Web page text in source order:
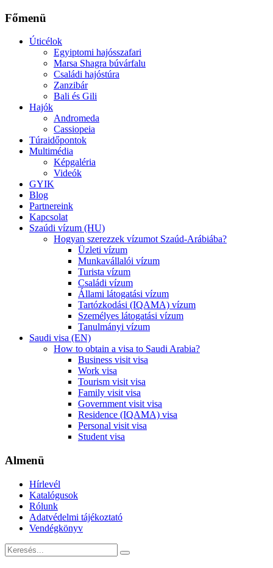
Főmenü
Úticélok
Egyiptomi hajósszafari
Marsa Shagra búvárfalu
Családi hajóstúra
Zanzibár
Bali és Gili
Hajók
Andromeda
Cassiopeia
Túraidőpontok
Multimédia
Képgaléria
Videók
GYIK
Blog
Partnereink
Kapcsolat
Szaúdi vízum (HU)
Hogyan szerezzek vízumot Szaúd-Arábiába?
Üzleti vízum
Munkavállalói vízum
Turista vízum
Családi vízum
Állami látogatási vízum
Tartózkodási (IQAMA) vízum
Személyes látogatási vízum
Tanulmányi vízum
Saudi visa (EN)
How to obtain a visa to Saudi Arabia?
Business visit visa
Work visa
Tourism visit visa
Family visit visa
Government visit visa
Residence (IQAMA) visa
Personal visit visa
Student visa
Almenü
Hírlevél
Katalógusok
Rólunk
Adatvédelmi tájékoztató
Vendégkönyv